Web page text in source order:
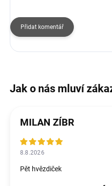
Přidat komentář
MILAN ZÍBR
8.8.2026
Pět hvězdiček